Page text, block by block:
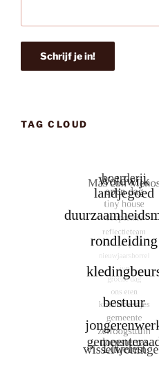
TAG CLOUD